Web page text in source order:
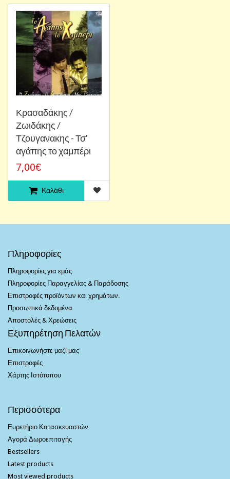
Κρασαδάκης /
Ζωιδάκης /
Τζουγανακης - Τσ'
αγάπης το χαμπέρι
7,00€
Καλάθι
Πληροφορίες
Πληροφορίες για εμάς
Πληροφορίες Παραγγελίας & Παράδοσης
Επιστροφές προϊόντων και χρημάτων.
Προσωπικά δεδομένα
Αποστολές & Χρεώσεις
Εξυπηρέτηση Πελατών
Επικοινωνήστε μαζί μας
Επιστροφές
Χάρτης Ιστότοπου
Περισσότερα
Ευρετήριο Κατασκευαστών
Αγορά Δωροεπιταγής
Bestsellers
Latest products
Most viewed products